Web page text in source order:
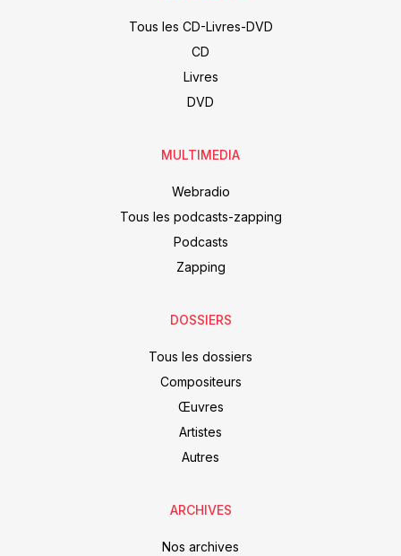
Tous les CD-Livres-DVD
CD
Livres
DVD
MULTIMEDIA
Webradio
Tous les podcasts-zapping
Podcasts
Zapping
DOSSIERS
Tous les dossiers
Compositeurs
Œuvres
Artistes
Autres
ARCHIVES
Nos archives